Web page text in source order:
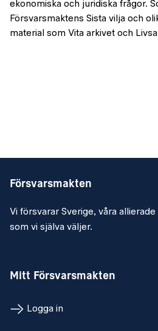
ekonomiska och juridiska frågor.
Försvarsmaktens Sista vilja och
material som Vita arkivet och
Försvarsmakten
Vi försvarar Sverige, våra
som vi själva väljer.
Mitt Försvarsmakten
Logga in